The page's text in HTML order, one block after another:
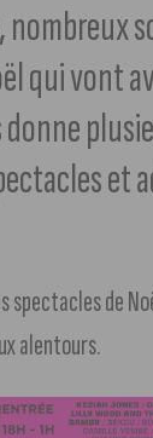
qui vont
donne
et
spectacles de
alentours.